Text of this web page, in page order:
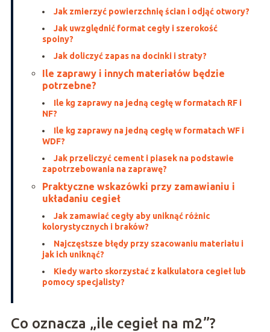
Jak zmierzyć powierzchnię ścian i odjąć otwory?
Jak uwzględnić format cegły i szerokość
spoiny?
Jak doliczyć zapas na docinki i straty?
Ile zaprawy i innych materiałów będzie
potrzebne?
Ile kg zaprawy na jedną cegłę w formatach RF i
NF?
Ile kg zaprawy na jedną cegłę w formatach WF i
WDF?
Jak przeliczyć cement i piasek na podstawie
zapotrzebowania na zaprawę?
Praktyczne wskazówki przy zamawianiu i
układaniu cegieł
Jak zamawiać cegły aby uniknąć różnic
kolorystycznych i braków?
Najczęstsze błędy przy szacowaniu materiału i
jak ich uniknąć?
Kiedy warto skorzystać z kalkulatora cegieł lub
pomocy specjalisty?
Co oznacza „ile cegieł na m2”?